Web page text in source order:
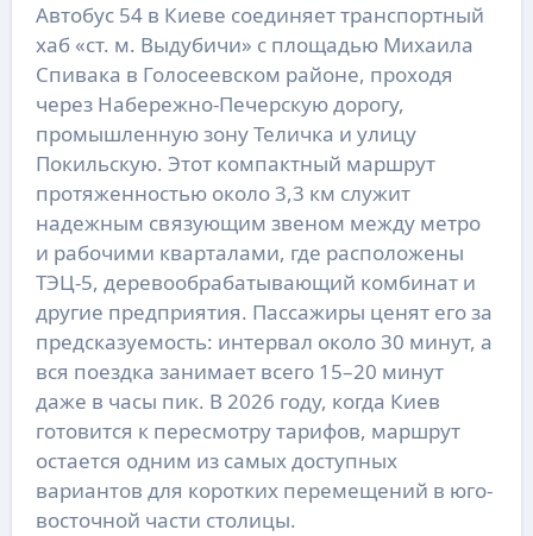
Автобус 54 в Киеве соединяет транспортный
хаб «ст. м. Выдубичи» с площадью Михаила
Спивака в Голосеевском районе, проходя
через Набережно-Печерскую дорогу,
промышленную зону Теличка и улицу
Покильскую. Этот компактный маршрут
протяженностью около 3,3 км служит
надежным связующим звеном между метро
и рабочими кварталами, где расположены
ТЭЦ-5, деревообрабатывающий комбинат и
другие предприятия. Пассажиры ценят его за
предсказуемость: интервал около 30 минут, а
вся поездка занимает всего 15–20 минут
даже в часы пик. В 2026 году, когда Киев
готовится к пересмотру тарифов, маршрут
остается одним из самых доступных
вариантов для коротких перемещений в юго-
восточной части столицы.